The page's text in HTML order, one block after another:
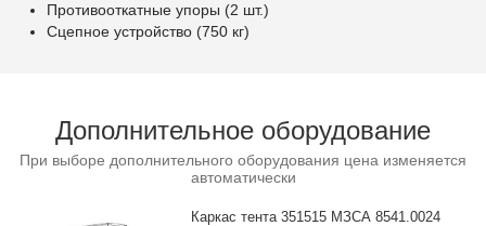
Противооткатные упоры (2 шт.)
Сцепное устройство (750 кг)
Дополнительное оборудование
При выборе дополнительного оборудования цена изменяется
автоматически
Каркас тента 351515 МЗСА 8541.0024